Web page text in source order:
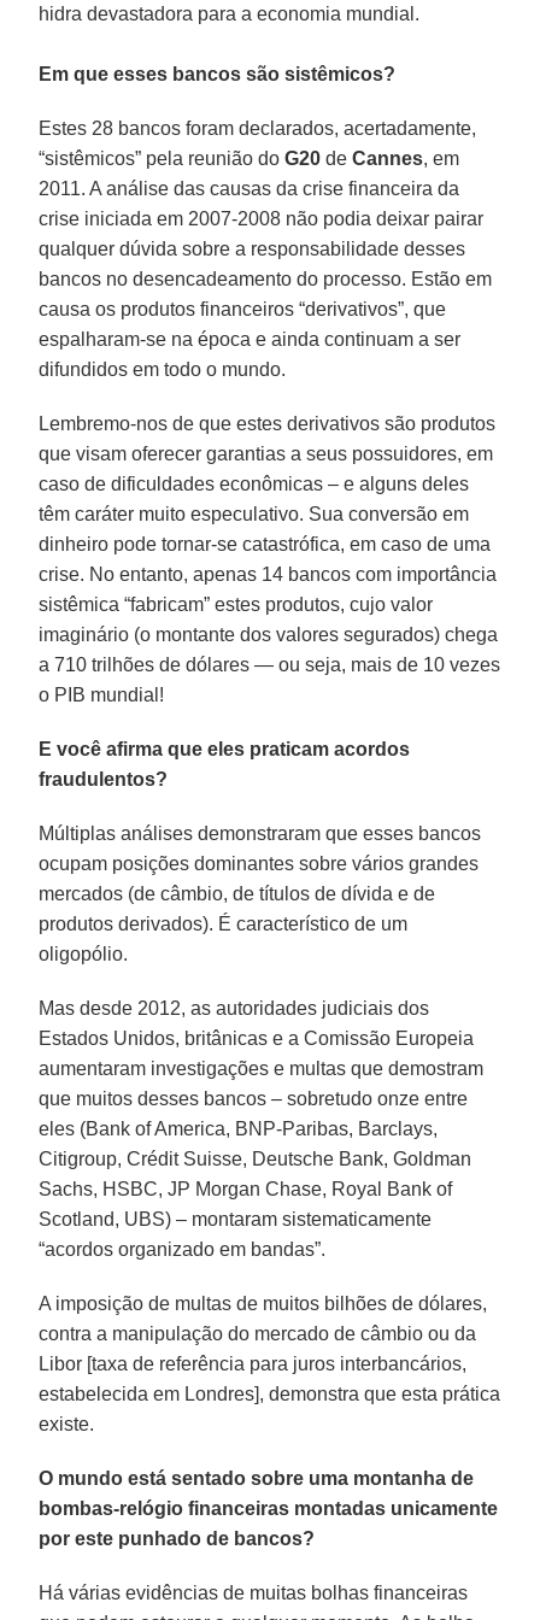
hidra devastadora para a economia mundial.
Em que esses bancos são sistêmicos?
Estes 28 bancos foram declarados, acertadamente,
“sistêmicos” pela reunião doG20 deCannes, em
2011. A análise das causas da crise financeira da
crise iniciada em 2007-2008 não podia deixar pairar
qualquer dúvida sobre a responsabilidade desses
bancos no desencadeamento do processo. Estão em
causa os produtos financeiros “derivativos”, que
espalharam-se na época e ainda continuam a ser
difundidos em todo o mundo.
Lembremo-nos de que estes derivativos são produtos
que visam oferecer garantias a seus possuidores, em
caso de dificuldades econômicas – e alguns deles
têm caráter muito especulativo. Sua conversão em
dinheiro pode tornar-se catastrófica, em caso de uma
crise. No entanto, apenas 14 bancos com importância
sistêmica “fabricam” estes produtos, cujo valor
imaginário (o montante dos valores segurados) chega
a 710 trilhões de dólares — ou seja, mais de 10 vezes
o PIB mundial!
E você afirma que eles praticam acordos
fraudulentos?
Múltiplas análises demonstraram que esses bancos
ocupam posições dominantes sobre vários grandes
mercados (de câmbio, de títulos de dívida e de
produtos derivados). É característico de um
oligopólio.
Mas desde 2012, as autoridades judiciais dos
Estados Unidos, britânicas e a Comissão Europeia
aumentaram investigações e multas que demostram
que muitos desses bancos – sobretudo onze entre
eles (Bank of America, BNP-Paribas, Barclays,
Citigroup, Crédit Suisse, Deutsche Bank, Goldman
Sachs, HSBC, JP Morgan Chase, Royal Bank of
Scotland, UBS) – montaram sistematicamente
“acordos organizado em bandas”.
A imposição de multas de muitos bilhões de dólares,
contra a manipulação do mercado de câmbio ou da
Libor [taxa de referência para juros interbancários,
estabelecida em Londres], demonstra que esta prática
existe.
O mundo está sentado sobre uma montanha de
bombas-relógio financeiras montadas unicamente
por este punhado de bancos?
Há várias evidências de muitas bolhas financeiras